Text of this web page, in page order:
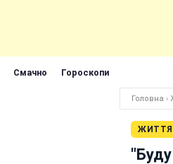
Смачно Гороскопи
Головна ›
ЖИТТЯ